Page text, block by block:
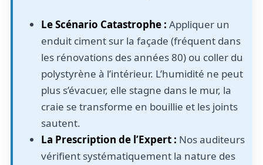
Le Scénario Catastrophe : Appliquer un
enduit ciment sur la façade (fréquent dans
les rénovations des années 80) ou coller du
polystyrène à l’intérieur. L’humidité ne peut
plus s’évacuer, elle stagne dans le mur, la
craie se transforme en bouillie et les joints
sautent.
La Prescription de l’Expert : Nos auditeurs
vérifient systématiquement la nature des